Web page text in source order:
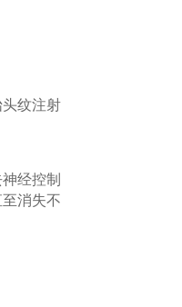
纹注射
经控制
消失不